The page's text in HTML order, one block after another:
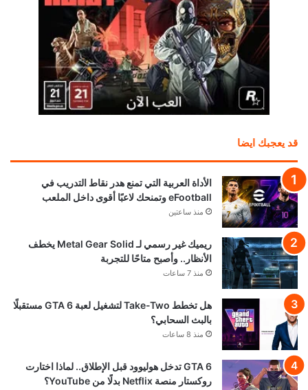
قد يعجبك ايضا
الأداة العربية التي تمنع هدر نقاط التدريب في
eFootball وتمنحك لاعبًا أقوى داخل الملعب
منذ ساعتين
ريميك غير رسمي لـ Metal Gear Solid يخطف
الأنظار.. وأصبح متاحًا للتجربة
منذ 7 ساعات
هل تخطط Take-Two لتشغيل لعبة GTA 6 مستقبلًا
بالبث السحابي؟
منذ 8 ساعات
GTA 6 تدخل هوليوود قبل الإطلاق.. لماذا اختارت
روكستار منصة Netflix بدلًا من YouTube؟